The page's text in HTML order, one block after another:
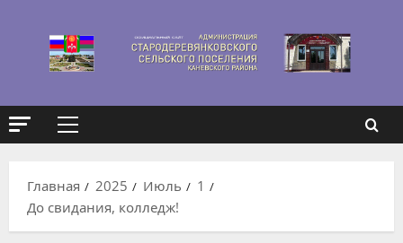
содержимому
Основное
Главная
2025 Июль
1
До свидания, колледж!